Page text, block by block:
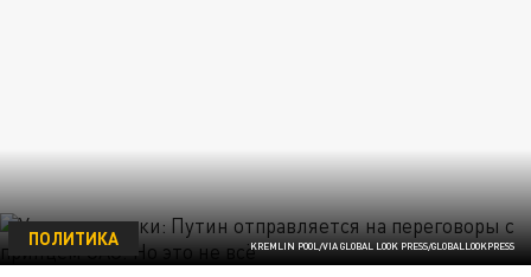
KREMLIN POOL/VIA GLOBAL LOOK PRESS/GLOBALLOOKPRESS
ПОЛИТИКА